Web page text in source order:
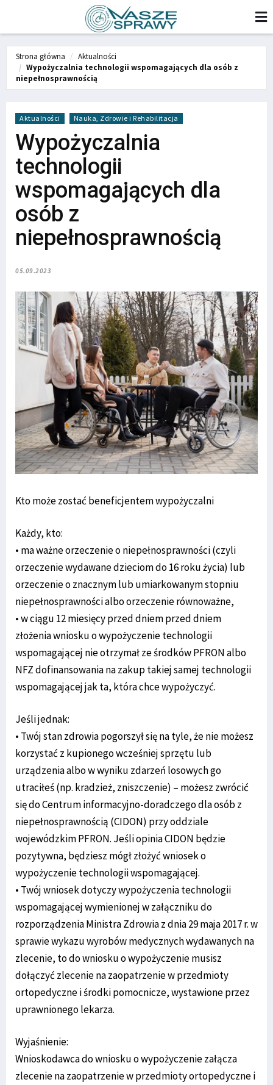
Strona główna
Aktualności
Wypożyczalnia technologii wspomagających dla osób z
niepełnosprawnością
Aktualności Nauka, Zdrowie i Rehabilitacja
Wypożyczalnia
technologii
wspomagających dla
osób z
niepełnosprawnością
05.09.2023
Kto może zostać beneficjentem wypożyczalni
Każdy, kto:
• ma ważne orzeczenie o niepełnosprawności (czyli
orzeczenie wydawane dzieciom do 16 roku życia) lub
orzeczenie o znacznym lub umiarkowanym stopniu
niepełnosprawności albo orzeczenie równoważne,
• w ciągu 12 miesięcy przed dniem przed dniem
złożenia wniosku o wypożyczenie technologii
wspomagającej nie otrzymał ze środków PFRON albo
NFZ dofinansowania na zakup takiej samej technologii
wspomagającej jak ta, która chce wypożyczyć.
Jeśli jednak:
• Twój stan zdrowia pogorszył się na tyle, że nie możesz
korzystać z kupionego wcześniej sprzętu lub
urządzenia albo w wyniku zdarzeń losowych go
utraciłeś (np. kradzież, zniszczenie) – możesz zwrócić
się do Centrum informacyjno-doradczego dla osób z
niepełnosprawnością (CIDON) przy oddziale
wojewódzkim PFRON. Jeśli opinia CIDON będzie
pozytywna, będziesz mógł złożyć wniosek o
wypożyczenie technologii wspomagającej.
• Twój wniosek dotyczy wypożyczenia technologii
wspomagającej wymienionej w załączniku do
rozporządzenia Ministra Zdrowia z dnia 29 maja 2017 r. w
sprawie wykazu wyrobów medycznych wydawanych na
zlecenie, to do wniosku o wypożyczenie musisz
dołączyć zlecenie na zaopatrzenie w przedmioty
ortopedyczne i środki pomocnicze, wystawione przez
uprawnionego lekarza.
Wyjaśnienie:
Wnioskodawca do wniosku o wypożyczenie załącza
zlecenie na zaopatrzenie w przedmioty ortopedyczne i